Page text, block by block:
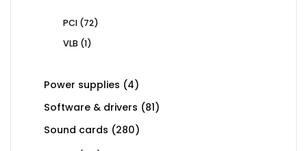
PCI 7272
VLB 11
Power supplies 44
Software & drivers 8181
Sound cards 280280